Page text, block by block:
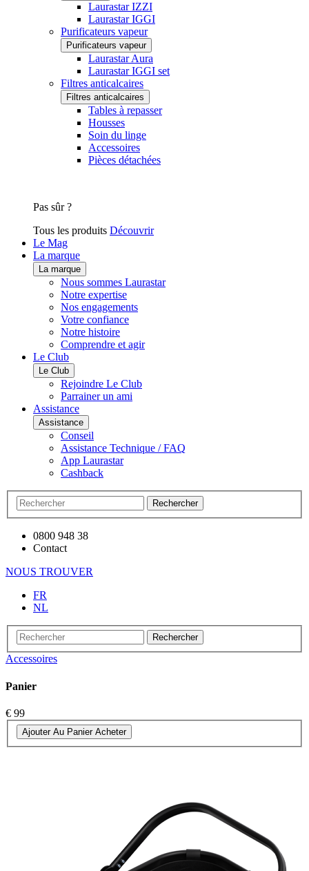
Laurastar IZZI
Laurastar IGGI
Purificateurs vapeur
Purificateurs vapeur
Laurastar Aura
Laurastar IGGI set
Filtres anticalcaires
Filtres anticalcaires
Tables à repasser
Housses
Soin du linge
Accessoires
Pièces détachées
Pas sûr ?
Tous les produits Découvrir
Le Mag
La marque
La marque
Nous sommes Laurastar
Notre expertise
Nos engagements
Votre confiance
Notre histoire
Comprendre et agir
Le Club
Le Club
Rejoindre Le Club
Parrainer un ami
Assistance
Assistance
Conseil
Assistance Technique / FAQ
App Laurastar
Cashback
Rechercher
0800 948 38
Contact
NOUS TROUVER
FR
NL
Rechercher
Accessoires
Panier
€ 99
Ajouter Au Panier Acheter